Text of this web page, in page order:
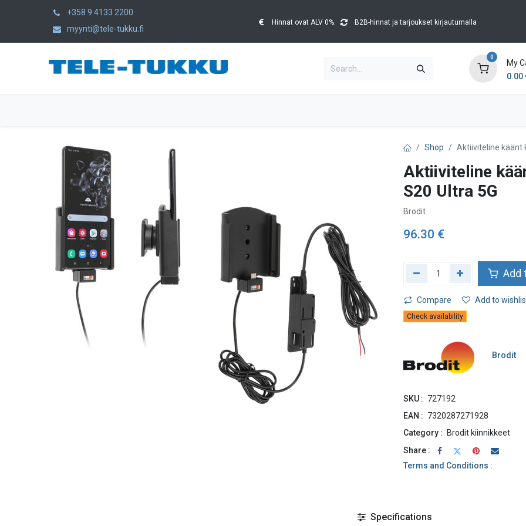
+358 9 4133 2200
myynti@tele-tukku.fi
Hinnat ovat ALV 0%. B2B-hinnat ja tarjoukset kirjautumalla
0
My
0.00
Shop Aktiiviteline käänt
Aktiiviteline
S20 Ultra 5G
Brodit
96.30 €
Add
Compare Add to
Check availability
Brodit
SKU : 727192
EAN : 7320287271928
Category :
Brodit kiinnikkeet
Share :
Terms and Conditions :
Specifications